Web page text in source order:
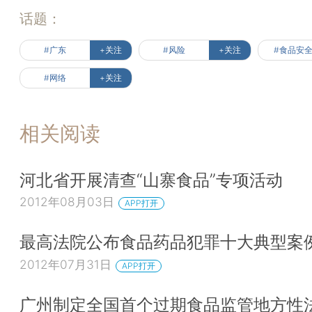
话题：
#广东 +关注 #风险 +关注 #食品安全
#网络 +关注
相关阅读
河北省开展清查“山寨食品”专项活动
2012年08月03日 APP打开
最高法院公布食品药品犯罪十大典型案
2012年07月31日 APP打开
广州制定全国首个过期食品监管地方性